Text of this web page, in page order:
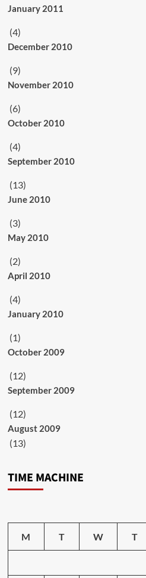
January 2011
(4)
December 2010
(9)
November 2010
(6)
October 2010
(4)
September 2010
(13)
June 2010
(3)
May 2010
(2)
April 2010
(4)
January 2010
(1)
October 2009
(12)
September 2009
(12)
August 2009
(13)
TIME MACHINE
M T W T